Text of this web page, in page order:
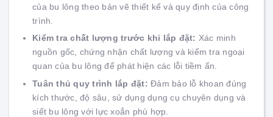
của bu lông theo bản vẽ thiết kế và quy định của công
trình.
Kiểm tra chất lượng trước khi lắp đặt: Xác minh
nguồn gốc, chứng nhận chất lượng và kiểm tra ngoại
quan của bu lông để phát hiện các lỗi tiềm ẩn.
Tuân thủ quy trình lắp đặt: Đảm bảo lỗ khoan đúng
kích thước, độ sâu, sử dụng dụng cụ chuyên dụng và
siết bu lông với lực xoắn phù hợp.